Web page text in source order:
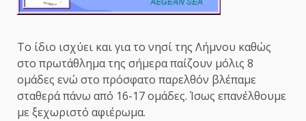
Το ίδιο ισχύει και για το νησί της Λήμνου καθώς
στο πρωτάθλημα της σήμερα παίζουν μόλις 8
ομάδες ενώ στο πρόσφατο παρελθόν βλέπαμε
σταθερά πάνω από 16-17 ομάδες. Ίσως επανέλθουμε
με ξεχωριστό αφιέρωμα.